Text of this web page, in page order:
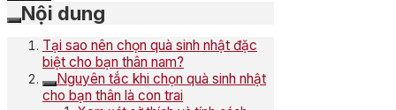
Nội dung
Tại sao nên chọn quà sinh nhật đặc
biệt cho bạn thân nam?
Nguyên tắc khi chọn quà sinh nhật
cho bạn thân là con trai